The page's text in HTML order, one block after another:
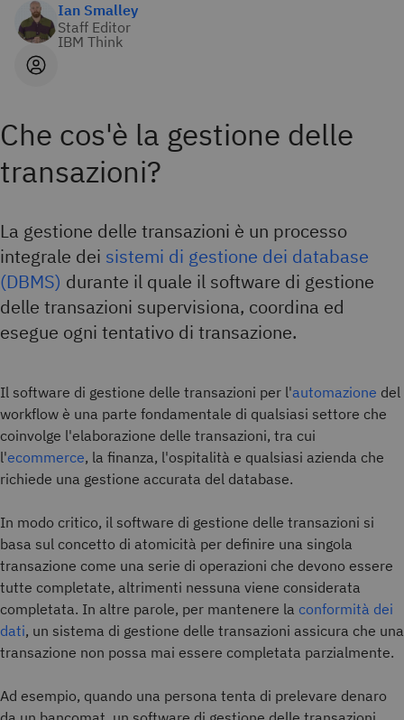
Ian Smalley
Staff Editor
IBM Think
Che cos'è la gestione delle
transazioni?
La gestione delle transazioni è un processo
integrale dei sistemi di gestione dei database
(DBMS) durante il quale il software di gestione
delle transazioni supervisiona, coordina ed
esegue ogni tentativo di transazione.
Il software di gestione delle transazioni per l'automazione del
workflow è una parte fondamentale di qualsiasi settore che
coinvolge l'elaborazione delle transazioni, tra cui
l'ecommerce, la finanza, l'ospitalità e qualsiasi azienda che
richiede una gestione accurata del database.
In modo critico, il software di gestione delle transazioni si
basa sul concetto di atomicità per definire una singola
transazione come una serie di operazioni che devono essere
tutte completate, altrimenti nessuna viene considerata
completata. In altre parole, per mantenere la conformità dei
dati, un sistema di gestione delle transazioni assicura che una
transazione non possa mai essere completata parzialmente.
Ad esempio, quando una persona tenta di prelevare denaro